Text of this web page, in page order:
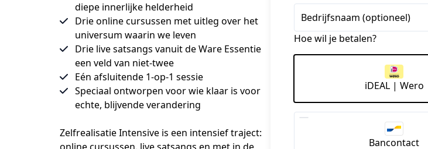
diepe innerlijke helderheid
Drie online cursussen met uitleg over het
universum waarin we leven
Drie live satsangs vanuit de Ware Essentie
een veld van niet-twee
Eén afsluitende 1-op-1 sessie
Speciaal ontworpen voor wie klaar is voor
echte, blijvende verandering
Zelfrealisatie Intensive is een intensief traject:
Bedrijfsnaam (optioneel)
Hoe wil je betalen?
iDEAL | Wero
Bancontact